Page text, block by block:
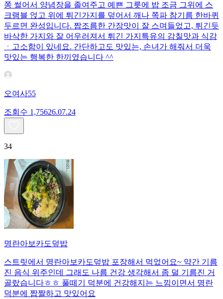
쫑 썰어서 양념장을 졸여주고 예쁜 그릇에 밥 조금 그위에 스
크램블 얹고 위에 튀긴가지를 덮어서 깨나 쪽파 참기름 한바퀴
두르면 완성입니다. 짭조름한 간장맛이 잘 스며들었고, 튀긴듯
바삭한 가지와 잘 어우러져서 튀긴 가지특유의 감칠맛과 식감
ㆍ고소함이 있네요. 간단하고도 맛있는, 손녀가 해줘서 더욱
맛있는 행복한 한끼였습니다 ^^
오여사55
조회수 1,75626.07.24
34
명란아보카도덮밥
스트릿에서 명란아보카도덮밥 포장해서 먹었어요~ 약간 기름
진 음식 위주인데 그래도 나름 건강 생각해서 좀 덜 기름진 거
골랐습니다ㅎㅎ 풀떼기 덕분에 건강해지는 느낌이면서 명란
덕분에 짭짤하고 맛있어요